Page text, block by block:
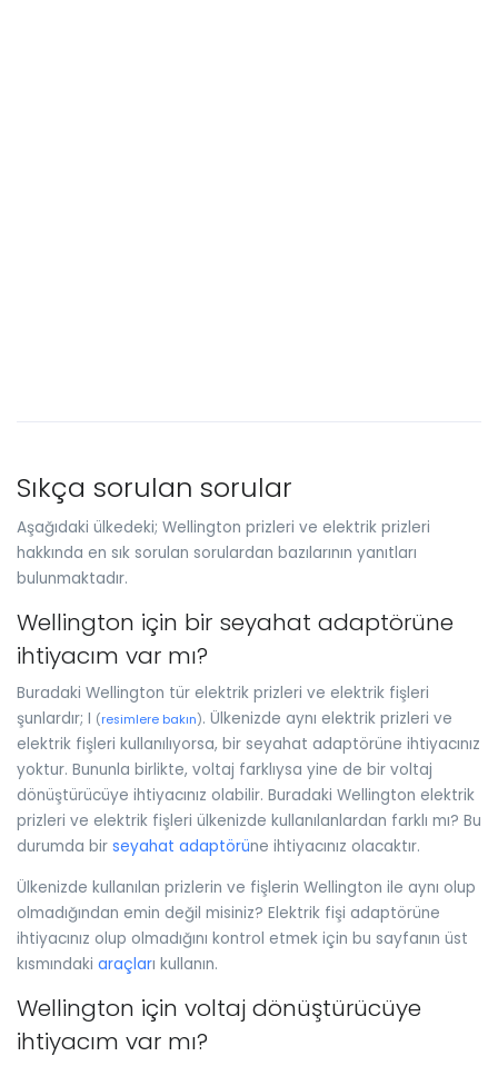
Sıkça sorulan sorular
Aşağıdaki ülkedeki; Wellington prizleri ve elektrik prizleri
hakkında en sık sorulan sorulardan bazılarının yanıtları
bulunmaktadır.
Wellington için bir seyahat adaptörüne
ihtiyacım var mı?
Buradaki Wellington tür elektrik prizleri ve elektrik fişleri
şunlardır; I (resimlere bakın). Ülkenizde aynı elektrik prizleri ve
elektrik fişleri kullanılıyorsa, bir seyahat adaptörüne ihtiyacınız
yoktur. Bununla birlikte, voltaj farklıysa yine de bir voltaj
dönüştürücüye ihtiyacınız olabilir. Buradaki Wellington elektrik
prizleri ve elektrik fişleri ülkenizde kullanılanlardan farklı mı? Bu
durumda bir seyahat adaptörüne ihtiyacınız olacaktır.
Ülkenizde kullanılan prizlerin ve fişlerin Wellington ile aynı olup
olmadığından emin değil misiniz? Elektrik fişi adaptörüne
ihtiyacınız olup olmadığını kontrol etmek için bu sayfanın üst
kısmındaki araçları kullanın.
Wellington için voltaj dönüştürücüye
ihtiyacım var mı?